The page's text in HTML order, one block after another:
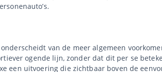
van de meer algemeen
ogende lijn, zonder dat dit per se
een uitvoering die zichtbaar boven de